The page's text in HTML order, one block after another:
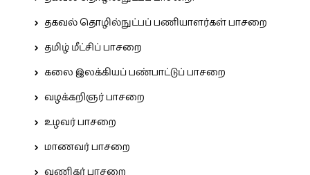
தகவல் தொழில்நுட்பப் பணியாளர்கள் பாசறை
தமிழ் மீட்சிப் பாசறை
கலை இலக்கியப் பண்பாட்டுப் பாசறை
வழக்கறிஞர் பாசறை
உழவர் பாசறை
மாணவர் பாசறை